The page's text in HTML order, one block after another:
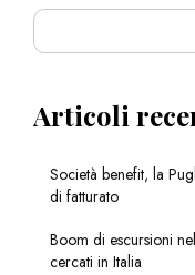
Articoli
Società benefit, la
di fatturato
Boom di escursioni
cercati in Italia